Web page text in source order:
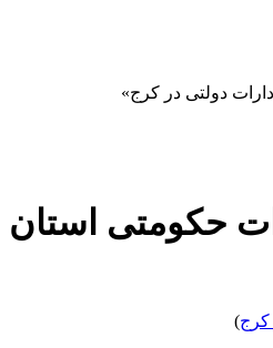
دولتی در کرج»
حکومتی استان
کرج)